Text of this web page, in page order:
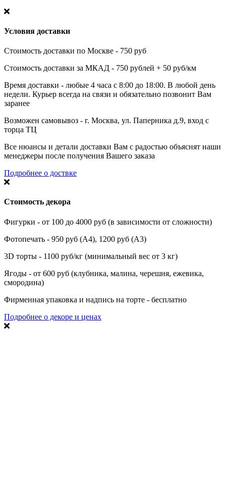
Условия доставки
Стоимость доставки по Москве - 750 руб
Стоимость доставки за МКАД - 750 рублей + 50 руб/км
Время доставки - любые 4 часа с 8:00 до 18:00. В любой день
недели. Курьер всегда на связи и обязательно позвонит Вам
заранее
Возможен самовывоз - г. Москва, ул. Паперника д.9, вход с
торца ТЦ
Все нюансы и детали доставки Вам с радостью объяснят наши
менеджеры после получения Вашего заказа
Подробнее о доствке
Стоимость декора
Фигурки - от 100 до 4000 руб (в зависимости от сложности)
Фотопечать - 950 руб (А4), 1200 руб (А3)
3D торты - 1100 руб/кг (минимальный вес от 3 кг)
Ягоды - от 600 руб (клубника, малина, черешня, ежевика,
смородина)
Фирменная упаковка и надпись на торте - бесплатно
Подробнее о декоре и ценах